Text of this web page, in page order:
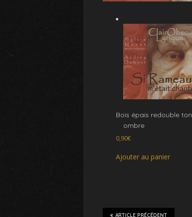
Bois épais redouble ton
ombre
0,90€
Ajouter au panier
ARTICLE PRÉCÉDENT